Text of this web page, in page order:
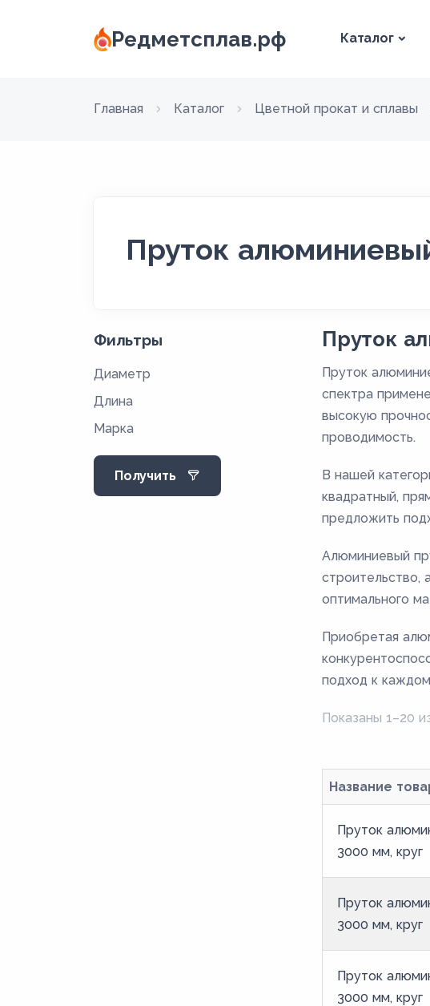
Редметсплав.рф Каталог
Главная Каталог Цветной прокат и сплавы
Пруток
Фильтры
Диаметр
Длина
Марка
Получить
Пруток
Пруток
спектра
высокую
проводимость.
В нашей
квадратный,
предложить
Алюминиевый
строительство,
оптимального
Приобретая
подход к
Показаны 1–20
Название
Пруток
3000 мм, круг
Пруток
3000 мм, круг
Пруток
3000 мм, круг